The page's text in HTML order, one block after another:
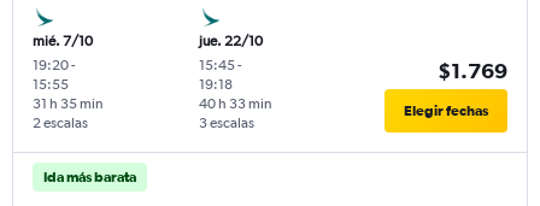
mié. 7/10
19:20-
15:55
2 escalas
31 h 35 min
jue. 22/10
15:45-
19:18
3 escalas
40 h 33 min
$1.769
Elegir fechas
Ida más barata